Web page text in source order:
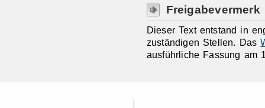
Freigabevermerk
Dieser Text entstand in
zuständigen Stellen. Das
ausführliche Fassung am